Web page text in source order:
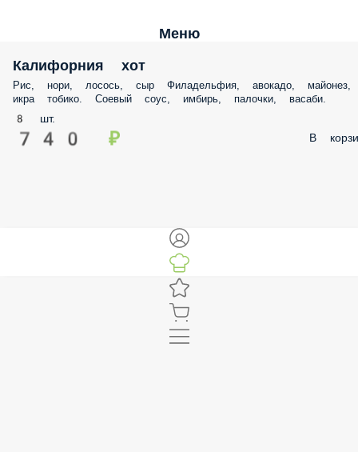
Меню
Калифорния хот
Рис, нори, лосось, сыр Филадельфия, авокадо, майонез,
икра тобико. Соевый соус, имбирь, палочки, васаби.
8 шт.
740 ₽ В